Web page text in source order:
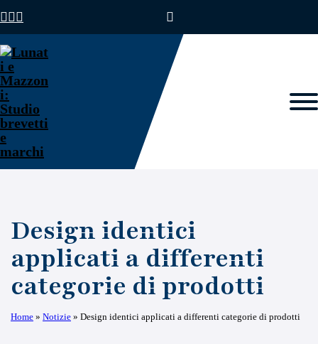
Design identici
applicati a differenti
categorie di prodotti
Home » Notizie » Design identici applicati a differenti categorie di prodotti